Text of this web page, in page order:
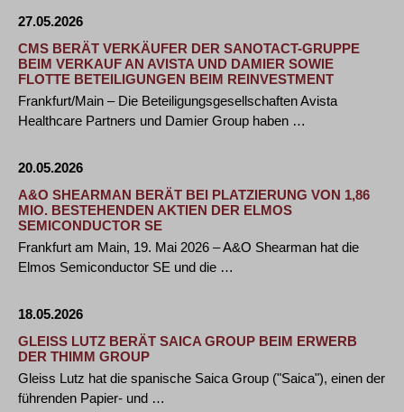
27.05.2026
CMS BERÄT VERKÄUFER DER SANOTACT-GRUPPE
BEIM VERKAUF AN AVISTA UND DAMIER SOWIE
FLOTTE BETEILIGUNGEN BEIM REINVESTMENT
Frankfurt/Main – Die Beteiligungsgesellschaften Avista
Healthcare Partners und Damier Group haben …
20.05.2026
A&O SHEARMAN BERÄT BEI PLATZIERUNG VON 1,86
MIO. BESTEHENDEN AKTIEN DER ELMOS
SEMICONDUCTOR SE
Frankfurt am Main, 19. Mai 2026 – A&O Shearman hat die
Elmos Semiconductor SE und die …
18.05.2026
GLEISS LUTZ BERÄT SAICA GROUP BEIM ERWERB
DER THIMM GROUP
Gleiss Lutz hat die spanische Saica Group ("Saica"), einen der
führenden Papier- und …